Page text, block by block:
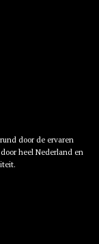
door de ervaren
heel Nederland en